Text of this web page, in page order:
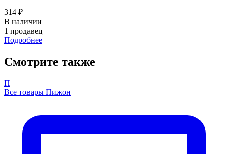
314 ₽
В наличии
1 продавец
Подробнее
Смотрите также
П
Все товары Пижон